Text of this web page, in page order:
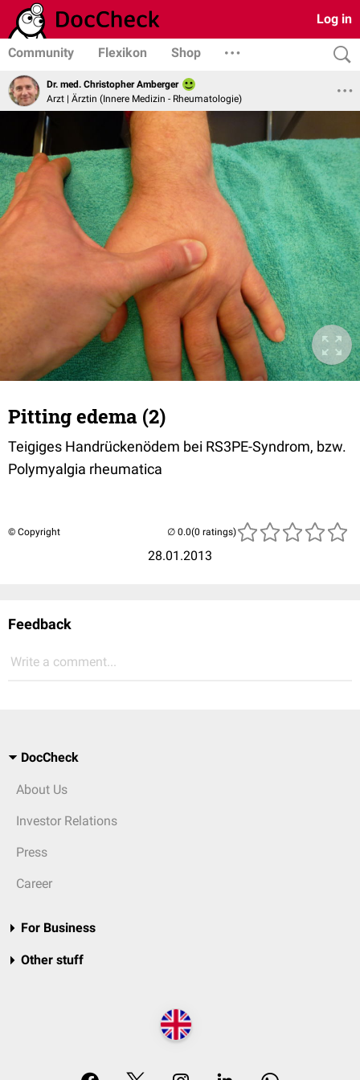
Log in
Community Flexikon Shop
Dr. med. Christopher Amberger
Arzt | Ärztin (Innere Medizin - Rheumatologie)
Pitting edema (2)
Teigiges Handrückenödem bei RS3PE-Syndrom, bzw.
Polymyalgia rheumatica
© Copyright
28.01.2013
(0 ratings)
Feedback
Write a comment...
DocCheck
About Us
Investor Relations
Press
Career
For Business
Other stuff